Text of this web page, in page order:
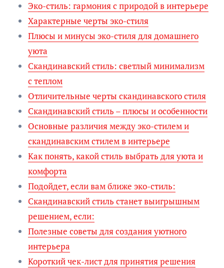
Эко-стиль: гармония с природой в интерьере
Характерные черты эко-стиля
Плюсы и минусы эко-стиля для домашнего
уюта
Скандинавский стиль: светлый минимализм
с теплом
Отличительные черты скандинавского стиля
Скандинавский стиль – плюсы и особенности
Основные различия между эко-стилем и
скандинавским стилем в интерьере
Как понять, какой стиль выбрать для уюта и
комфорта
Подойдет, если вам ближе эко-стиль:
Скандинавский стиль станет выигрышным
решением, если:
Полезные советы для создания уютного
интерьера
Короткий чек-лист для принятия решения